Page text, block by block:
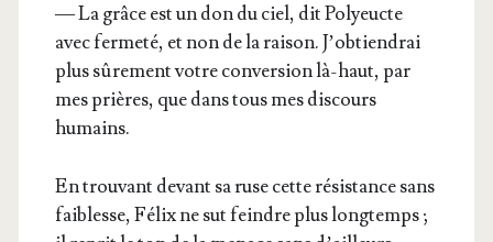
— La grâce est un don du ciel, dit Poly­eucte
avec fer­me­té, et non de la rai­son. J’ob­tien­drai
plus sûre­ment votre conver­sion là-haut, par
mes prières, que dans tous mes dis­cours
humains.
En trou­vant devant sa ruse cette résis­tance sans
fai­blesse, Félix ne sut feindre plus long­temps ;